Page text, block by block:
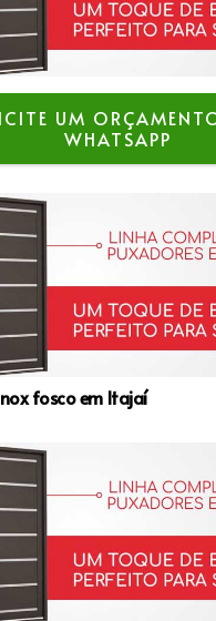
UM
WHATSAPP
fosco em Itajaí